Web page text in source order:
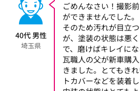
40代 男性
埼玉県
ごめんなさい！撮影
ができませんでした。
そのため汚れが目立
が、塗装の状態は悪
で、磨けばキレイにな
瓦職人の父が新車購
きました。とてもき
トカバーなどを装着